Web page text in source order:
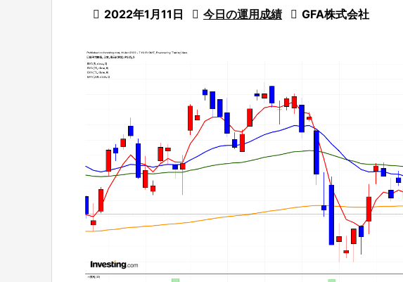
 2022年1月11日  今日の運用成績  GFA株式会社